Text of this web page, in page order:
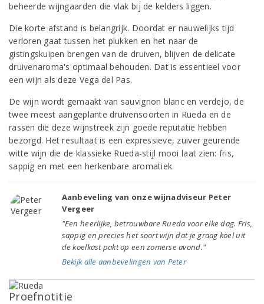
beheerde wijngaarden die vlak bij de kelders liggen.
Die korte afstand is belangrijk. Doordat er nauwelijks tijd
verloren gaat tussen het plukken en het naar de
gistingskuipen brengen van de druiven, blijven de delicate
druivenaroma's optimaal behouden. Dat is essentieel voor
een wijn als deze Vega del Pas.
De wijn wordt gemaakt van sauvignon blanc en verdejo, de
twee meest aangeplante druivensoorten in Rueda en de
rassen die deze wijnstreek zijn goede reputatie hebben
bezorgd. Het resultaat is een expressieve, zuiver geurende
witte wijn die de klassieke Rueda-stijl mooi laat zien: fris,
sappig en met een herkenbare aromatiek.
Aanbeveling van onze wijnadviseur Peter
Vergeer
"Een heerlijke, betrouwbare Rueda voor elke dag. Fris,
sappig en precies het soort wijn dat je graag koel uit
de koelkast pakt op een zomerse avond."
Bekijk alle aanbevelingen van Peter
Proefnotitie